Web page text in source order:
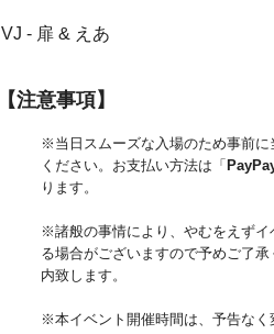
VJ - 扉 & えあ
【注意事項】
※当日スムーズな入場のため事前
ください。お支払い方法は「
ります。
※諸般の事情により、やむをえず
る場合がございますので予めご了
内致します。
※本イベント開催時間は、予告なく